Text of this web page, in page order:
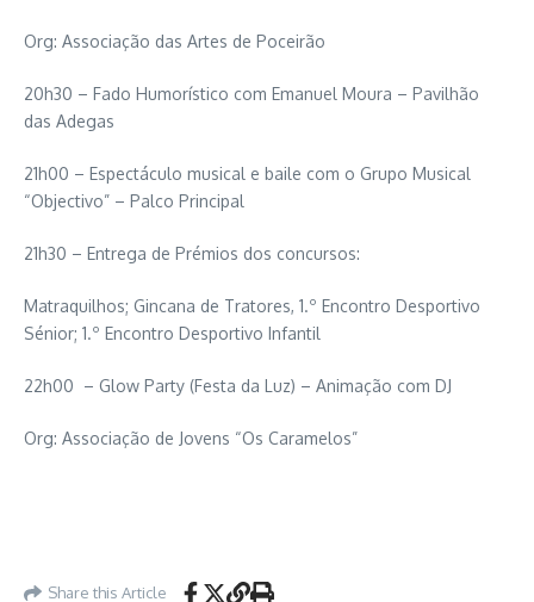
Org: Associação das Artes de Poceirão
20h30 – Fado Humorístico com Emanuel Moura – Pavilhão
das Adegas
21h00 – Espectáculo musical e baile com o Grupo Musical
“Objectivo” – Palco Principal
21h30 – Entrega de Prémios dos concursos:
Matraquilhos; Gincana de Tratores, 1.º Encontro Desportivo
Sénior; 1.º Encontro Desportivo Infantil
22h00 – Glow Party (Festa da Luz) – Animação com DJ
Org: Associação de Jovens “Os Caramelos”
Share this Article